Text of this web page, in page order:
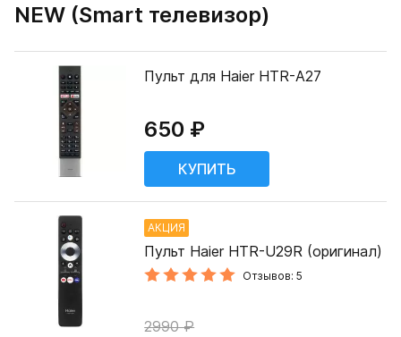
NEW (Smart телевизор)
Пульт для Haier HTR-A27
650 ₽
АКЦИЯ
Пульт Haier HTR-U29R (оригинал)
Отзывов: 5
2990 ₽